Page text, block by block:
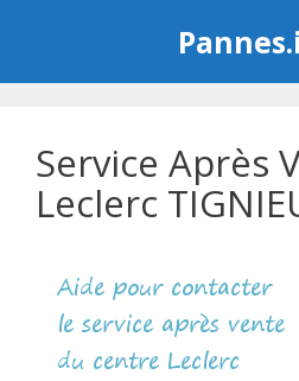
Service Après
Leclerc